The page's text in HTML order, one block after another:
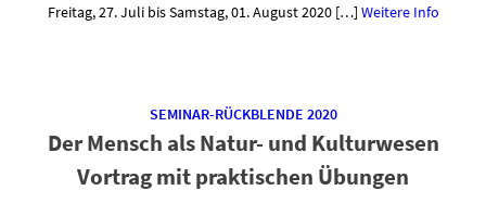
Freitag, 27. Juli bis Samstag, 01. August 2020 […] Weitere Info
SEMINAR-RÜCKBLENDE 2020
Der Mensch als Natur- und Kulturwesen
Vortrag mit praktischen Übungen